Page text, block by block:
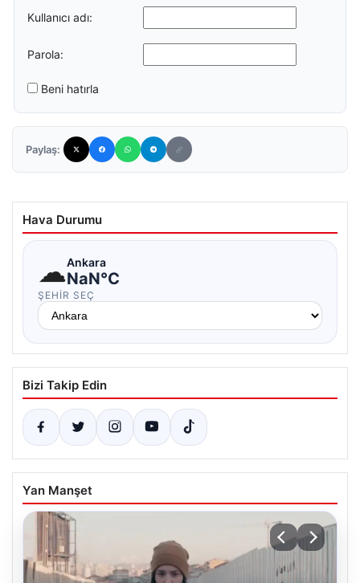
Kullanıcı adı:
Parola:
Beni hatırla
Paylaş:
Hava Durumu
☁Ankara
NaN°C
ŞEHIR SEÇ
Bizi Takip Edin
Yan Manşet